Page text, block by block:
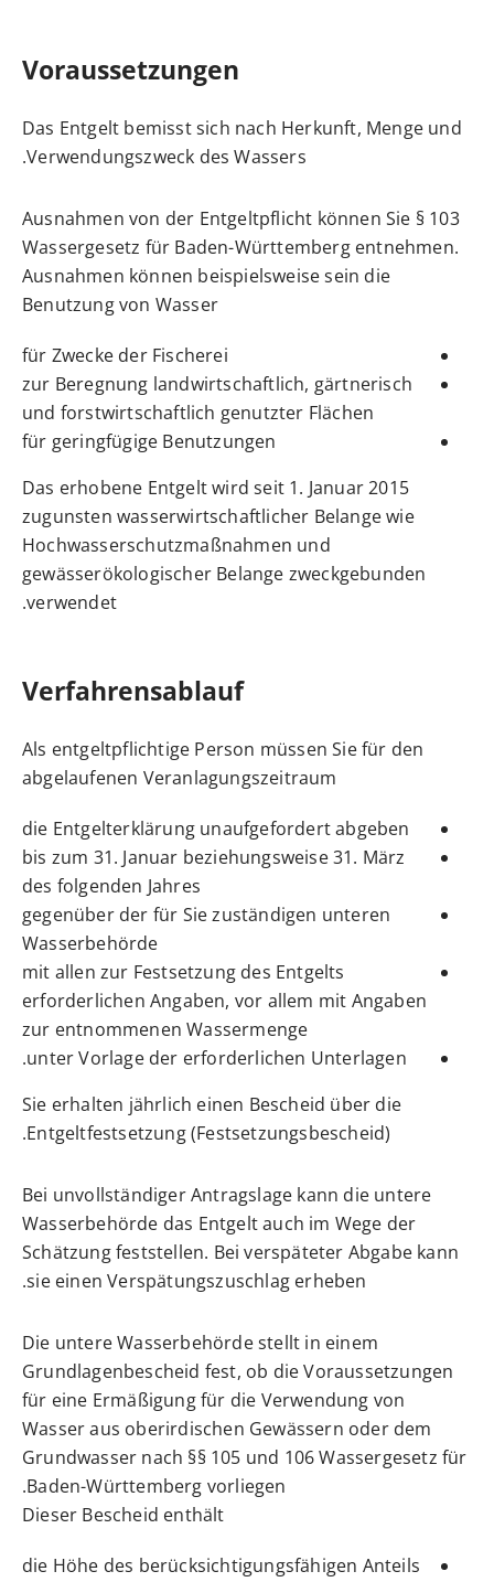
Voraussetzungen
Das Entgelt bemisst sich nach Herkunft, Menge und
Verwendungszweck des Wassers.
Ausnahmen von der Entgeltpflicht können Sie § 103
Wassergesetz für Baden-Württemberg entnehmen.
Ausnahmen können beispielsweise sein die
Benutzung von Wasser
für Zwecke der Fischerei
zur Beregnung landwirtschaftlich, gärtnerisch
und forstwirtschaftlich genutzter Flächen
für geringfügige Benutzungen
Das erhobene Entgelt wird seit 1. Januar 2015
zugunsten wasserwirtschaftlicher Belangewie
Hochwasserschutzmaßnahmen und
gewässerökologischer Belange zweckgebunden
verwendet.
Verfahrensablauf
Als entgeltpflichtige Person müssen Sie für den
abgelaufenen Veranlagungszeitraum
die Entgelterklärung unaufgefordert abgeben
bis zum 31. Januar beziehungsweise 31. März
des folgenden Jahres
gegenüber der für Sie zuständigen unteren
Wasserbehörde
mit allen zur Festsetzung des Entgelts
erforderlichen Angaben, vor allem mit Angaben
zur entnommenen Wassermenge
unter Vorlage der erforderlichen Unterlagen.
Sie erhalten jährlich einen Bescheid über die
Entgeltfestsetzung (Festsetzungsbescheid).
Bei unvollständiger Antragslage kann die untere
Wasserbehörde das Entgelt auch im Wege der
Schätzung feststellen. Bei verspäteter Abgabe kann
sie einen Verspätungszuschlag erheben.
Die untere Wasserbehörde stellt in einem
Grundlagenbescheid fest, ob die Voraussetzungen
für eine Ermäßigung für die Verwendung von
Wasser aus oberirdischen Gewässern oder dem
Grundwasser nach §§ 105 und 106 Wassergesetz für
Baden-Württemberg vorliegen.
Dieser Bescheid enthält
die Höhe des berücksichtigungsfähigen Anteils